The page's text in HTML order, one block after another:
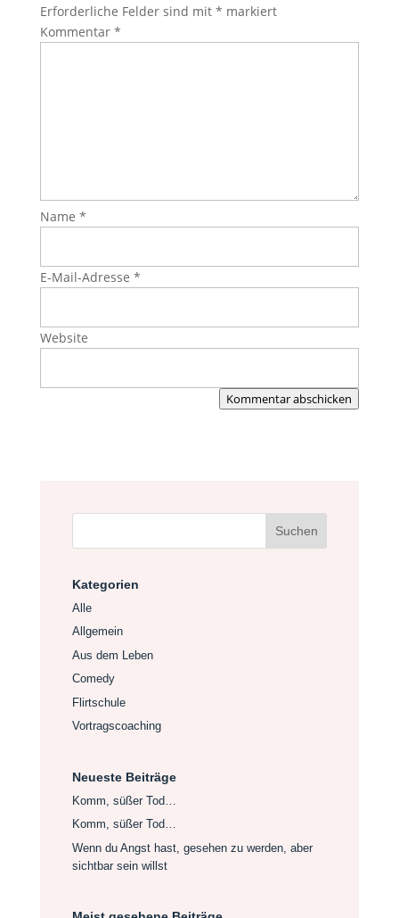
Erforderliche Felder sind mit * markiert
Kommentar *
Name *
E-Mail-Adresse *
Website
Kommentar abschicken
Kategorien
Alle
Allgemein
Aus dem Leben
Comedy
Flirtschule
Vortragscoaching
Neueste Beiträge
Komm, süßer Tod…
Komm, süßer Tod…
Wenn du Angst hast, gesehen zu werden, aber
sichtbar sein willst